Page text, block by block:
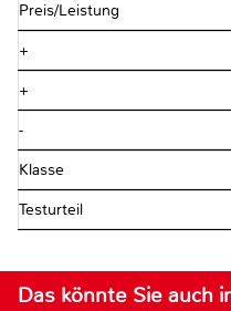
Preis/Leistung
+
+
-
Klasse
Testurteil
Das könnte Sie auch